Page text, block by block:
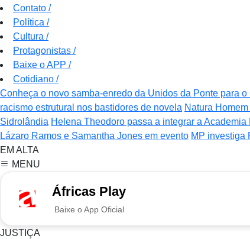
Contato /
Política /
Cultura /
Protagonistas /
Baixe o APP /
Cotidiano /
Conheça o novo samba-enredo da Unidos da Ponte para o
racismo estrutural nos bastidores de novela Natura
Sidrolândia Helena Theodoro passa a integrar a
Lázaro Ramos e Samantha Jones em evento MP investiga
EM ALTA
MENU
Áfricas Play
Baixe o App Oficial
JUSTIÇA